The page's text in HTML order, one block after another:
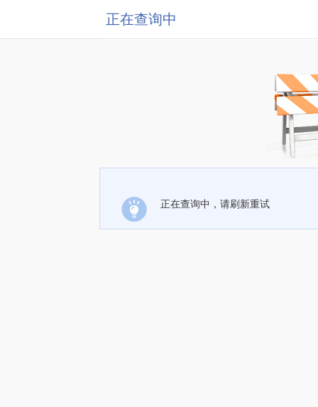
正在查询中
正在查询中，请刷新重试